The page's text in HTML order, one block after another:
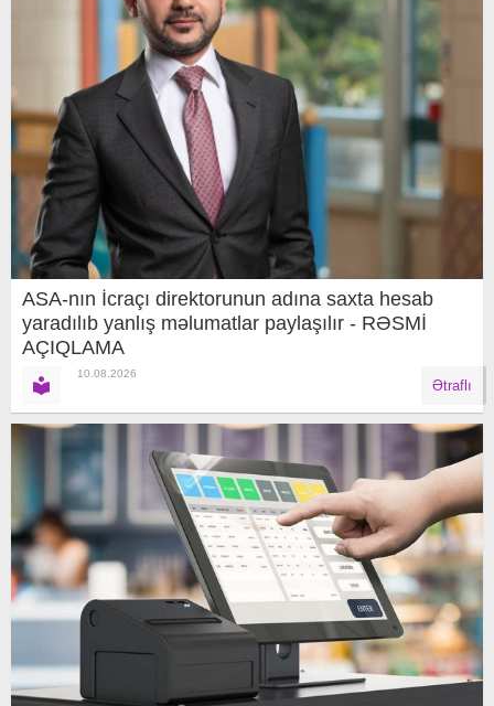
ASA-nın İcraçı direktorunun adına saxta hesab
yaradılıb yanlış məlumatlar paylaşılır - RƏSMİ
AÇIQLAMA
10.08.2026
Ətraflı